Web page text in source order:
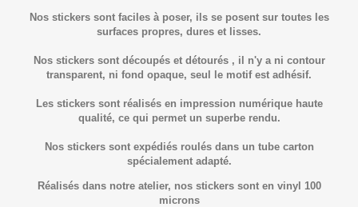
Nos stickers sont faciles à poser, ils se posent sur toutes les
surfaces propres, dures et lisses.
Nos stickers sont découpés et détourés , il n'y a ni contour
transparent, ni fond opaque, seul le motif est adhésif.
Les stickers sont réalisés en impression numérique haute
qualité, ce qui permet un superbe rendu.
Nos stickers sont expédiés roulés dans un tube carton
spécialement adapté.
Réalisés dans notre atelier, nos stickers sont en vinyl 100
microns